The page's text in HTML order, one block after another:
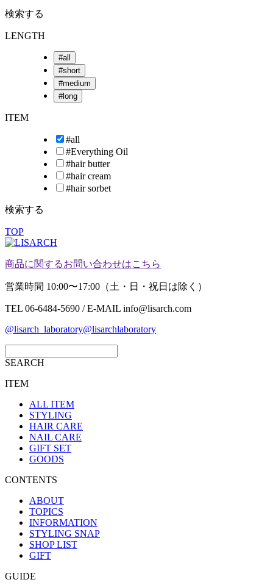
検索する
LENGTH
#all
#short
#medium
#long
ITEM
#all
#Everything Oil
#hair butter
#hair cream
#hair sorbet
検索する
TOP
商品に関するお問い合わせはこちら
営業時間 10:00〜17:00（土・日・祝日は除く）
TEL 06-6484-5690 / E-MAIL info@lisarch.com
@lisarch_laboratory@lisarchlaboratory
SEARCH
ITEM
ALL ITEM
STYLING
HAIR CARE
NAIL CARE
GIFT SET
GOODS
CONTENTS
ABOUT
TOPICS
INFORMATION
STYLING SNAP
SHOP LIST
GIFT
GUIDE